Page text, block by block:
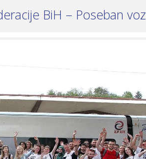
BiH – Poseban voz